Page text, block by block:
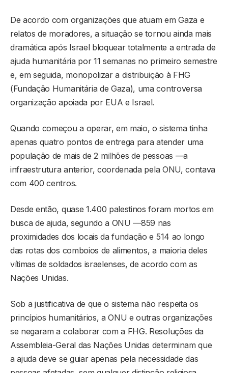
De acordo com organizações que atuam em Gaza e
relatos de moradores, a situação se tornou ainda mais
dramática após Israel bloquear totalmente a entrada de
ajuda humanitária por 11 semanas no primeiro semestre
e, em seguida, monopolizar a distribuição à FHG
(Fundação Humanitária de Gaza), uma controversa
organização apoiada por EUA e Israel.
Quando começou a operar, em maio, o sistema tinha
apenas quatro pontos de entrega para atender uma
população de mais de 2 milhões de pessoas —a
infraestrutura anterior, coordenada pela ONU, contava
com 400 centros.
Desde então, quase 1.400 palestinos foram mortos em
busca de ajuda, segundo a ONU —859 nas
proximidades dos locais da fundação e 514 ao longo
das rotas dos comboios de alimentos, a maioria deles
vítimas de soldados israelenses, de acordo com as
Nações Unidas.
Sob a justificativa de que o sistema não respeita os
princípios humanitários, a ONU e outras organizações
se negaram a colaborar com a FHG. Resoluções da
Assembleia-Geral das Nações Unidas determinam que
a ajuda deve se guiar apenas pela necessidade das